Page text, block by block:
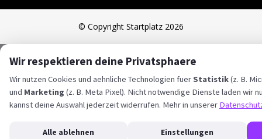
© Copyright Startplatz 2026
Wir respektieren deine Privatsphaere
Wir nutzen Cookies und aehnliche Technologien fuerStatistik(z. B.
und Marketing (z. B. Meta Pixel). Nicht notwendige Dienste laden wir
kannst deine Auswahl jederzeit widerrufen. Mehr in unserer
Alle ablehnen Einstellungen